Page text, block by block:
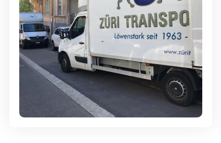
Günstige Umzüge - Hervorragender
Service